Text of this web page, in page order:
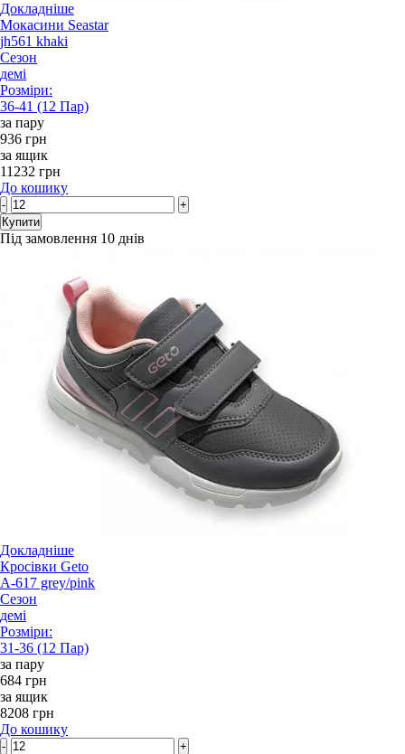
Докладніше
Мокасини Seastar
jh561 khaki
Сезон
демі
Розміри:
36-41 (12 Пар)
за пару
936 грн
за ящик
11232 грн
До кошику
-
+
Купити
Під замовлення 10 днів
Докладніше
Кросівки Geto
A-617 grey/pink
Сезон
демі
Розміри:
31-36 (12 Пар)
за пару
684 грн
за ящик
8208 грн
До кошику
-
+